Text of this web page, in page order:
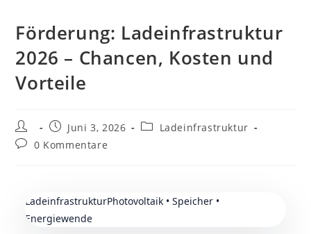
Förderung: Ladeinfrastruktur
2026 – Chancen, Kosten und
Vorteile
Beitrags-
Autor:
Beitrag
veröffentlicht:
Juni 3, 2026
Beitrags-
Ladeinfrastruktur
Beitrags-
0 Kommentare
LadeinfrastrukturPhotovoltaik • Speicher •
Energiewende